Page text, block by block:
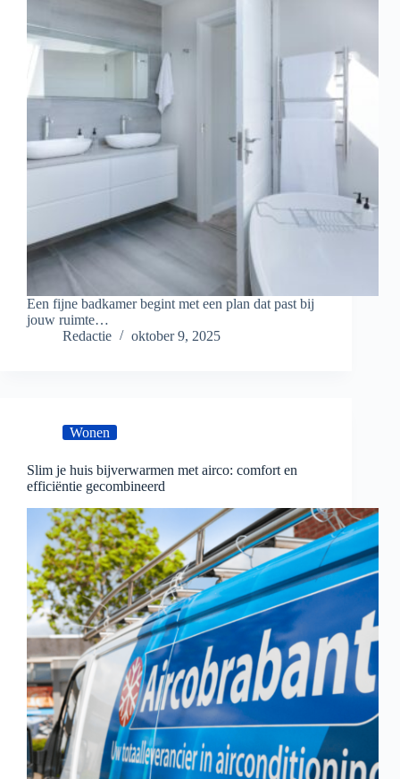
Een fijne badkamer begint met een plan dat past bij
jouw ruimte…
Redactie
oktober 9, 2025
Wonen
Slim je huis bijverwarmen met airco: comfort en
efficiëntie gecombineerd